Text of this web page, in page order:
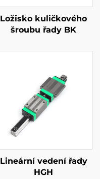
Ložisko kuličkového
šroubu řady BK
Lineární vedení řady
HGH